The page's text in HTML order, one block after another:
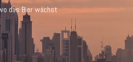
das Bier wächst